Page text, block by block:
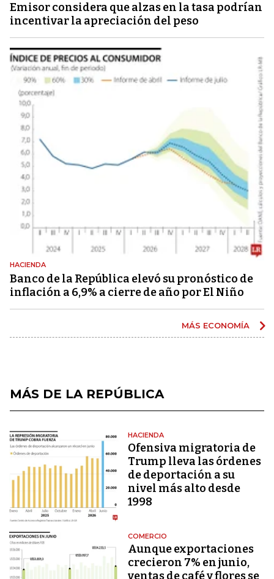
Emisor considera que alzas en la tasa podrían
incentivar la apreciación del peso
HACIENDA
Banco de la República elevó su pronóstico de
inflación a 6,9% a cierre de año por El Niño
MÁS ECONOMÍA
MÁS DE LA REPÚBLICA
HACIENDA
Ofensiva migratoria de
Trump lleva las órdenes
de deportación a su
nivel más alto desde
1998
COMERCIO
Aunque exportaciones
crecieron 7% en junio,
ventas de café y flores se